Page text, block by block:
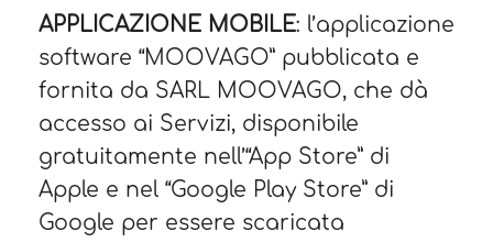
APPLICAZIONE MOBILE: l’applicazione
software “MOOVAGO” pubblicata e
fornita da SARL MOOVAGO, che dà
accesso ai Servizi, disponibile
gratuitamente nell’“App Store” di
Apple e nel “Google Play Store” di
Google per essere scaricata